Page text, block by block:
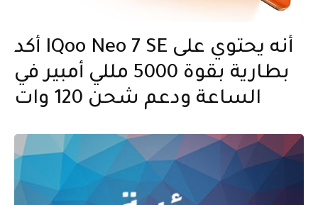
أكد IQoo Neo 7 SE أنه يحتوي على
بطارية بقوة 5000 مللي أمبير في
الساعة ودعم شحن 120 وات